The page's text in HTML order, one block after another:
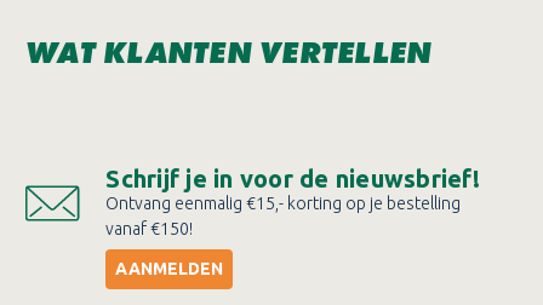
WAT KLANTEN VERTELLEN
Schrijf je in voor de nieuwsbrief!
Ontvang eenmalig €15,- korting op je bestelling
vanaf €150!
AANMELDEN